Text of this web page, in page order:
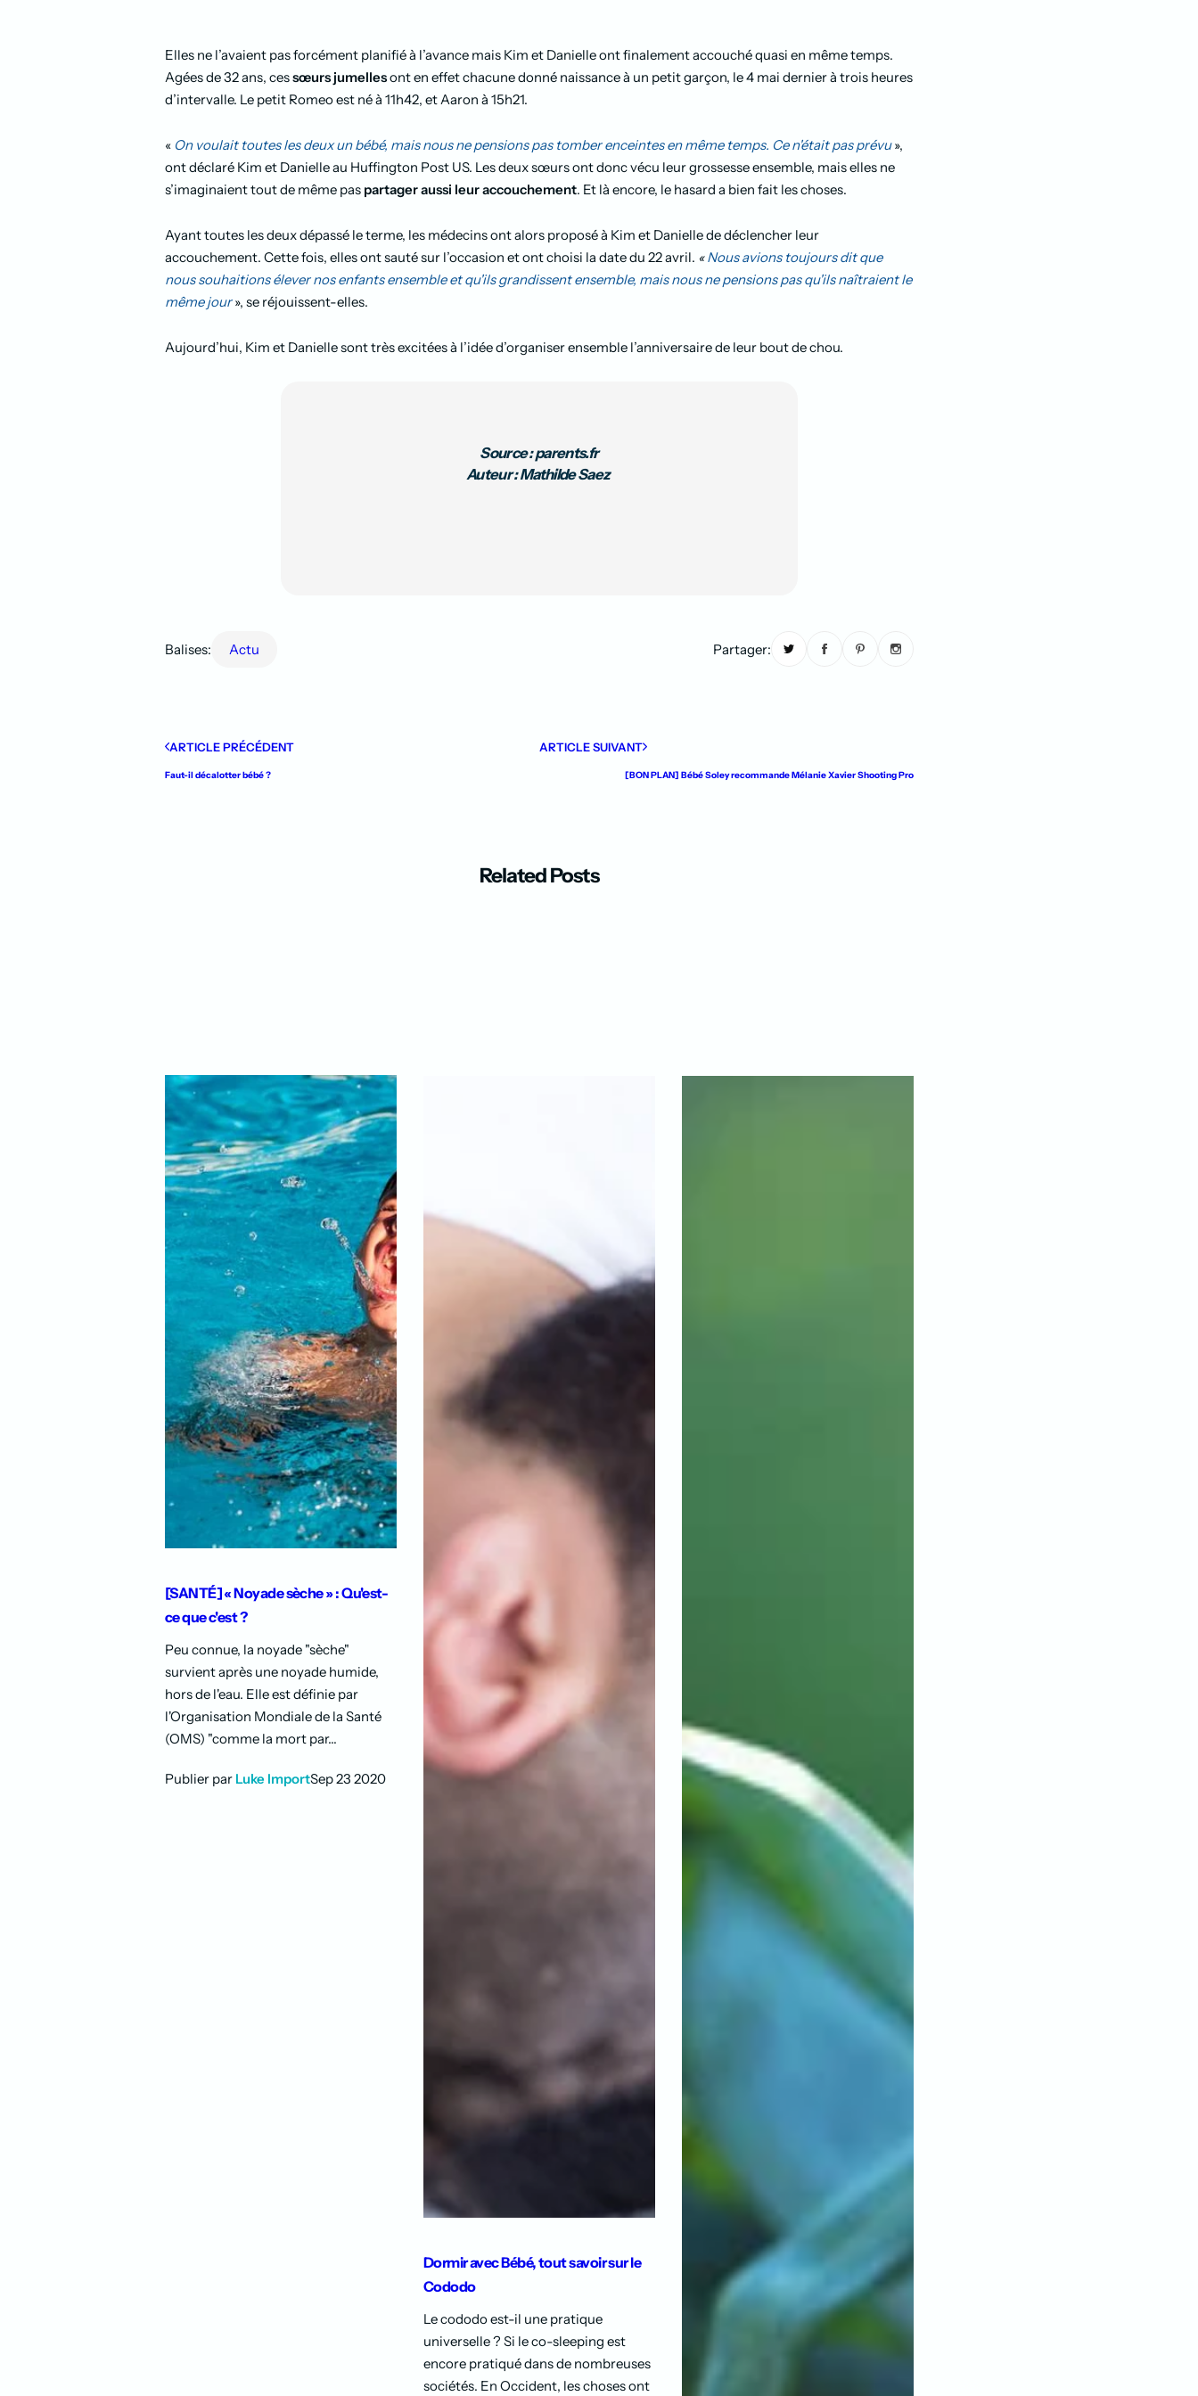
Elles ne l’avaient pas forcément planifié à l’avance mais Kim et Danielle ont finalement accouché quasi en même temps.
Agées de 32 ans, cessœurs jumellesont en effet chacune donné naissance à un petit garçon, le 4 mai dernier à trois heures
d’intervalle. Le petit Romeo est né à 11h42, et Aaron à 15h21.
« On voulait toutes les deux un bébé, mais nous ne pensions pas tomber enceintes en même temps. Ce n'était pas prévu »,
ont déclaré Kim et Danielle au Huffington Post US. Les deux sœurs ont donc vécu leur grossesse ensemble, mais elles ne
s’imaginaient tout de même pas partager aussi leur accouchement. Et là encore, le hasard a bien fait les choses.
Ayant toutes les deux dépassé le terme, les médecins ont alors proposé à Kim et Danielle de déclencher leur
accouchement. Cette fois, elles ont sauté sur l’occasion et ont choisi la date du 22 avril. «Nous avions toujours dit que
nous souhaitions élever nos enfants ensemble et qu'ils grandissent ensemble, mais nous ne pensions pas qu'ils naîtraient le
même jour », se réjouissent-elles.
Aujourd’hui, Kim et Danielle sont très excitées à l’idée d’organiser ensemble l’anniversaire de leur bout de chou.
Source : parents.fr
Auteur : Mathilde Saez
Balises: actu Partager:
ARTICLE PRÉCÉDENT
Faut-il décalotter bébé ?
ARTICLE SUIVANT
[BON PLAN] Bébé Soley recommande Mélanie Xavier Shooting Pro
Related Posts
[SANTÉ] « Noyade sèche » : Qu'est-
ce que c'est ?
Peu connue, la noyade "sèche"
survient après une noyade humide,
hors de l'eau. Elle est définie par
l'Organisation Mondiale de la Santé
(OMS) "comme la mort par...
Publier par Luke ImportSep 23 2020
Dormir avec Bébé, tout savoir sur le
Cododo
Le cododo est-il une pratique
universelle ? Si le co-sleeping est
encore pratiqué dans de nombreuses
sociétés. En Occident, les choses ont